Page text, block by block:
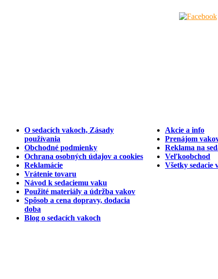
O sedacích vakoch, Zásady
používania
Obchodné podmienky
Ochrana osobných údajov a cookies
Reklamácie
Vrátenie tovaru
Návod k sedaciemu vaku
Použité materiály a údržba vakov
Spôsob a cena dopravy, dodacia
doba
Blog o sedacích vakoch
Akcie a info
Prenájom
Reklama na
Veľkoobchod
Všetky sedacie